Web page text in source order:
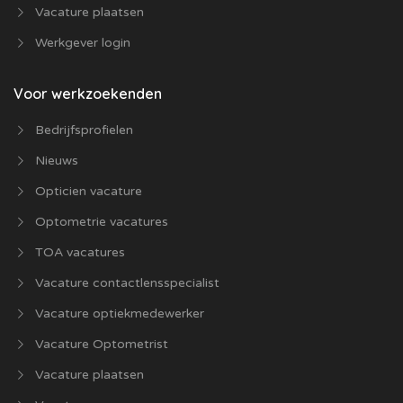
Vacature plaatsen
Werkgever login
Voor werkzoekenden
Bedrijfsprofielen
Nieuws
Opticien vacature
Optometrie vacatures
TOA vacatures
Vacature contactlensspecialist
Vacature optiekmedewerker
Vacature Optometrist
Vacature plaatsen